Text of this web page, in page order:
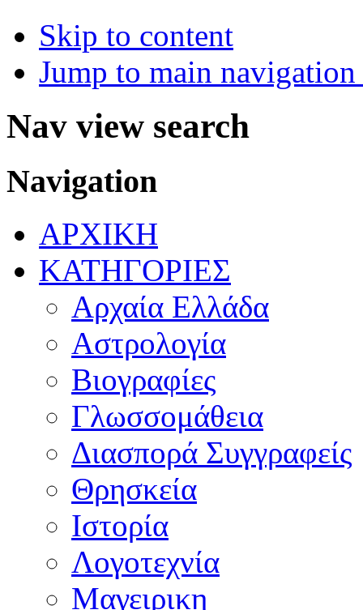
Skip to content
Jump to main
Nav view search
Navigation
ΑΡΧΙΚΗ
ΚΑΤΗΓΟΡΙΕΣ
Αρχαία Ελλάδα
Αστρολογία
Βιογραφίες
Γλωσσομάθεια
Διασπορά Συγγραφείς
Θρησκεία
Ιστορία
Λογοτεχνία
Μαγειρικη